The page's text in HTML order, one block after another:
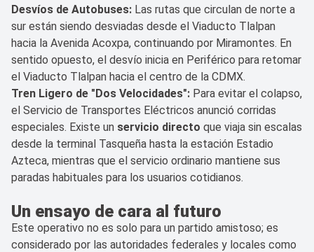
Desvíos de Autobuses: Las rutas que circulan de norte a
sur están siendo desviadas desde el Viaducto Tlalpan
hacia la Avenida Acoxpa, continuando por Miramontes. En
sentido opuesto, el desvío inicia en Periférico para retomar
el Viaducto Tlalpan hacia el centro de la CDMX.
Tren Ligero de "Dos Velocidades": Para evitar el colapso,
el Servicio de Transportes Eléctricos anunció corridas
especiales. Existe un servicio directo que viaja sin escalas
desde la terminal Tasqueña hasta la estación Estadio
Azteca, mientras que el servicio ordinario mantiene sus
paradas habituales para los usuarios cotidianos.
Un ensayo de cara al futuro
Este operativo no es solo para un partido amistoso; es
considerado por las autoridades federales y locales como